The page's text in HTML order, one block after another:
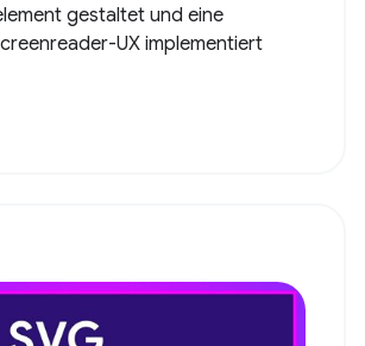
gestaltet und eine
UX implementiert